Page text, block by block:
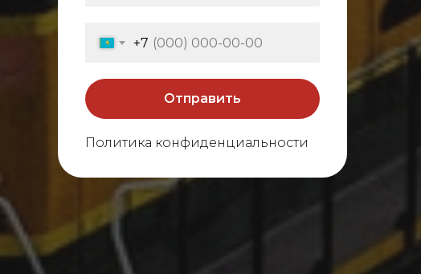
+7
Отправить
Политика конфиденциальности